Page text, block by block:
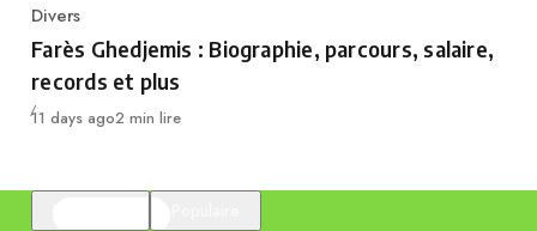
Category
Divers
Farès Ghedjemis : Biographie, parcours, salaire,
records et plus
Publié
11 days ago2 min lire